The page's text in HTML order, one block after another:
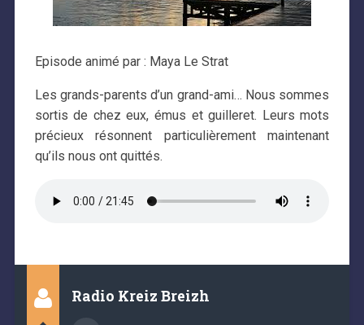
Episode animé par : Maya Le Strat
Les grands-parents d’un grand-ami… Nous sommes
sortis de chez eux, émus et guilleret. Leurs mots
précieux résonnent particulièrement maintenant
qu’ils nous ont quittés.
Radio Kreiz Breizh